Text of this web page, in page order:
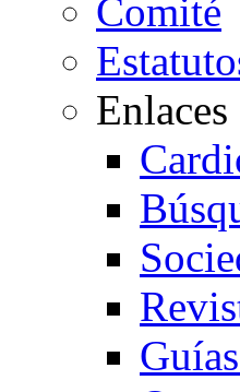
Comité
Enlaces